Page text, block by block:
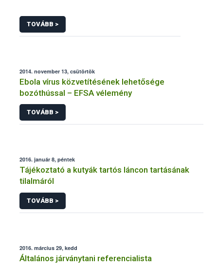
TOVÁBB >
2014. november 13, csütörtök
Ebola vírus közvetítésének lehetősége
bozóthússal – EFSA vélemény
TOVÁBB >
2016. január 8, péntek
Tájékoztató a kutyák tartós láncon tartásának
tilalmáról
TOVÁBB >
2016. március 29, kedd
Általános járványtani referencialista